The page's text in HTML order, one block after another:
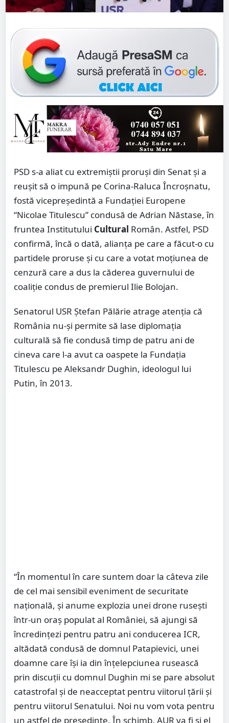
PSD s-a aliat cu extremiștii proruși din Senat și a
reușit să o impună pe Corina-Raluca Încroșnatu,
fostă vicepreședintă a Fundației Europene
“Nicolae Titulescu” condusă de Adrian Năstase, în
fruntea Institutului Cultural Român. Astfel, PSD
confirmă, încă o dată, alianța pe care a făcut-o cu
partidele proruse și cu care a votat moțiunea de
cenzură care a dus la căderea guvernului de
coaliție condus de premierul Ilie Bolojan.
Senatorul USR Ștefan Pălărie atrage atenția că
România nu-și permite să lase diplomația
culturală să fie condusă timp de patru ani de
cineva care l-a avut ca oaspete la Fundația
Titulescu pe Aleksandr Dughin, ideologul lui
Putin, în 2013.
“În momentul în care suntem doar la câteva zile
de cel mai sensibil eveniment de securitate
națională, și anume explozia unei drone rusești
într-un oraș populat al României, să ajungi să
încredințezi pentru patru ani conducerea ICR,
altădată condusă de domnul Patapievici, unei
doamne care își ia din înțelepciunea rusească
prin discuții cu domnul Dughin mi se pare absolut
catastrofal și de neacceptat pentru viitorul țării și
pentru viitorul Senatului. Noi nu vom vota pentru
un astfel de președinte. În schimb, AUR va fi și el